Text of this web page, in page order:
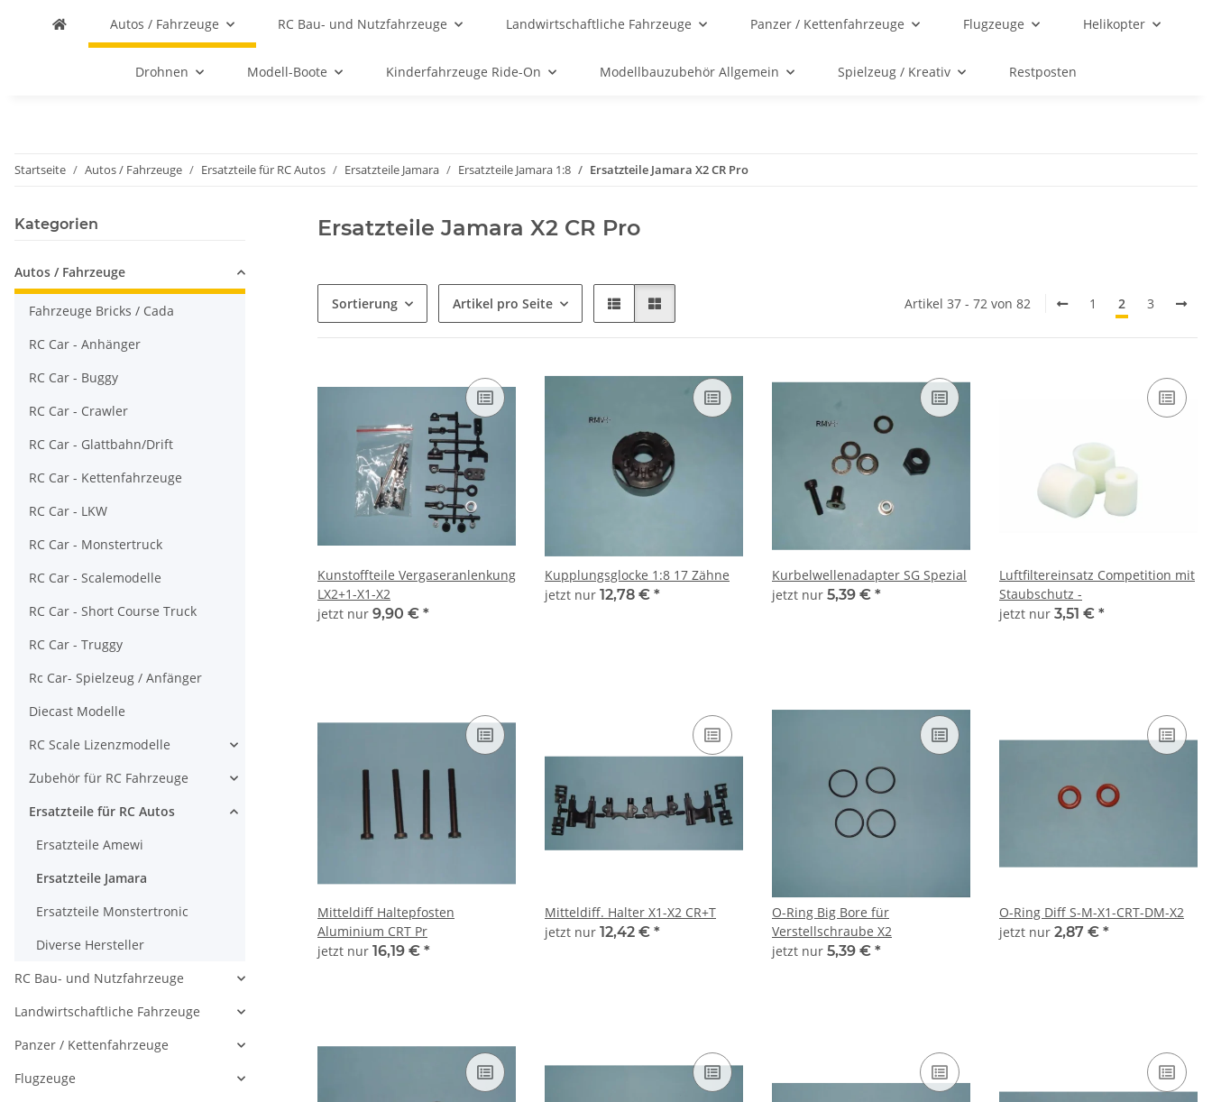
Autos / Fahrzeuge RC Bau- und Nutzfahrzeuge Landwirtschaftliche Fahrzeuge Panzer / Kettenfahrzeuge Flugzeuge Helikopter
Drohnen Modell-Boote Kinderfahrzeuge Ride-On Modellbauzubehör Allgemein Spielzeug / Kreativ Restposten
Startseite Autos / Fahrzeuge Ersatzteile für RC Autos Ersatzteile Jamara Ersatzteile Jamara 1:8 Ersatzteile Jamara X2 CR Pro
Ersatzteile Jamara X2 CR Pro
Sortierung Artikel pro Seite Artikel 37 - 72 von 82 1 2 3
Kunstoffteile Vergaseranlenkung
LX2+1-X1-X2
jetzt nur 9,90 € *
Kupplungsglocke 1:8 17 Zähne
jetzt nur 12,78 € *
Kurbelwellenadapter SG Spezial
jetzt nur 5,39 € *
Luftfiltereinsatz Competition mit
Staubschutz -
jetzt nur 3,51 € *
Mitteldiff Haltepfosten
Aluminium CRT Pr
jetzt nur 16,19 € *
Mitteldiff. Halter X1-X2 CR+T
jetzt nur 12,42 € *
O-Ring Big Bore für
Verstellschraube X2
jetzt nur 5,39 € *
O-Ring Diff S-M-X1-CRT-DM-X2
jetzt nur 2,87 € *
Kategorien
Autos / Fahrzeuge
Fahrzeuge Bricks / Cada
RC Car - Anhänger
RC Car - Buggy
RC Car - Crawler
RC Car - Glattbahn/Drift
RC Car - Kettenfahrzeuge
RC Car - LKW
RC Car - Monstertruck
RC Car - Scalemodelle
RC Car - Short Course Truck
RC Car - Truggy
Rc Car- Spielzeug / Anfänger
Diecast Modelle
RC Scale Lizenzmodelle
Zubehör für RC Fahrzeuge
Ersatzteile für RC Autos
Ersatzteile Amewi
Ersatzteile Jamara
Ersatzteile Monstertronic
Diverse Hersteller
RC Bau- und Nutzfahrzeuge
Landwirtschaftliche Fahrzeuge
Panzer / Kettenfahrzeuge
Flugzeuge